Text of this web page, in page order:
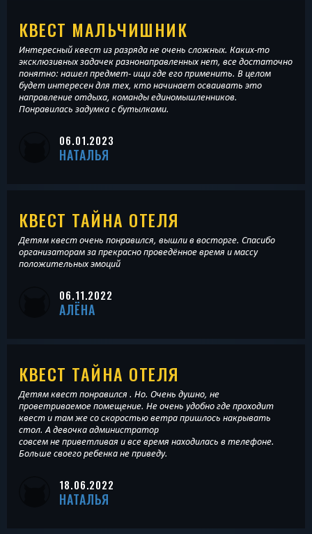
КВЕСТ МАЛЬЧИШНИК
Интересный квест из разряда не очень сложных. Каких-то
эксклюзивных задачек разнонаправленных нет, все достаточно
понятно: нашел предмет- ищи где его применить. В целом
будет интересен для тех, кто начинает осваивать это
направление отдыха, команды единомышленников.
Понравилась задумка с бутылками.
06.01.2023
НАТАЛЬЯ
КВЕСТ ТАЙНА ОТЕЛЯ
Детям квест очень понравился, вышли в восторге. Спасибо
организаторам за прекрасно проведённое время и массу
положительных эмоций
06.11.2022
АЛЁНА
КВЕСТ ТАЙНА ОТЕЛЯ
Детям квест понравился . Но. Очень душно, не
проветриваемое помещение. Не очень удобно где проходит
квест и там же со скоростью ветра пришлось накрывать
стол. А девочка администратор
совсем не приветливая и все время находилась в телефоне.
Больше своего ребенка не приведу.
18.06.2022
НАТАЛЬЯ